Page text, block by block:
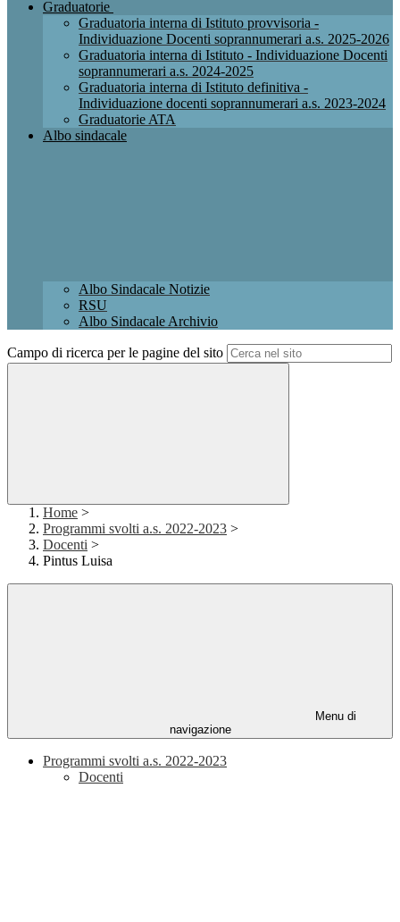
Graduatorie
Graduatoria interna di Istituto provvisoria -
Individuazione Docenti soprannumerari a.s. 2025-2026
Graduatoria interna di Istituto - Individuazione Docenti
soprannumerari a.s. 2024-2025
Graduatoria interna di Istituto definitiva -
Individuazione docenti soprannumerari a.s. 2023-2024
Graduatorie ATA
Albo sindacale
Albo Sindacale Notizie
RSU
Albo Sindacale Archivio
Campo di ricerca per le pagine del sito
Home >
Programmi svolti a.s. 2022-2023 >
Docenti >
Pintus Luisa
Menu di
navigazione
Programmi svolti a.s. 2022-2023
Docenti